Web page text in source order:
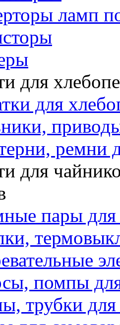
ламп
для
для
ремни
для
пары для
помпы
трубки для